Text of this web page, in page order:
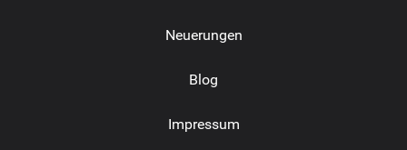
Neuerungen
Blog
Impressum